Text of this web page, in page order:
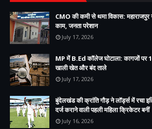
CMO की कमी से थमा विकास: महाराजपुर
काम, जनता परेशान
July 17, 2026
MP में B.Ed कॉलेज घोटाला: कागजों पर
खाली खेत और बंद ताले
July 17, 2026
बुंदेलखंड की क्रांति गौड़ ने लॉर्ड्स में रचा
दर्ज कराने वाली पहली महिला क्रिकेटर बनीं
July 16, 2026